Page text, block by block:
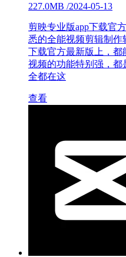
227.0MB /2024-05-13
剪映专业版app下载官
悉的全能视频剪辑制作
下载官方最新版上，
视频的功能特别强，
全都在这
查看